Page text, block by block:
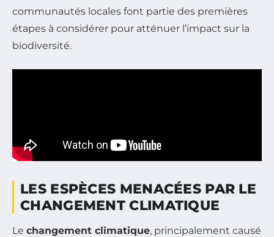
communautés locales font partie des premières
étapes à considérer pour atténuer l’impact sur la
biodiversité.
LES ESPÈCES MENACÉES PAR LE
CHANGEMENT CLIMATIQUE
Le changement climatique, principalement causé